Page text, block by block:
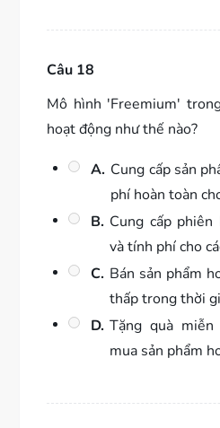
Câu 18
Mô hình 'Freemium'
hoạt động như thế nào?
A. Cung cấp sản
phí hoàn toàn
B. Cung cấp
và tính phí cho
C. Bán sản phẩm
thấp trong thời
D. Tặng quà
mua sản phẩm